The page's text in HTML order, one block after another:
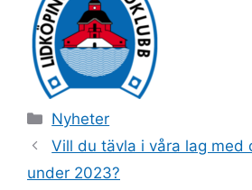
Kategorier
Nyheter
Vill du tävla i våra lag med
under 2023?